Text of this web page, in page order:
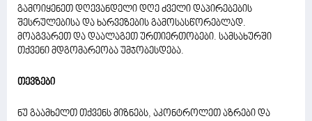
გამოიყენეთ დღევანდელი დღე ძველი დაპირებების
შესრულებისა და ხარვეზების გამოსასწორებლად.
მოაგვარეთ და დაალაგეთ ურთიერთობები. სამსახურში
თქვენი მდგომარეობა უმჯობესდება.
თევზები
ნუ გაამხელთ თქვენს მიზნებს, აკონტროლეთ აზრები და